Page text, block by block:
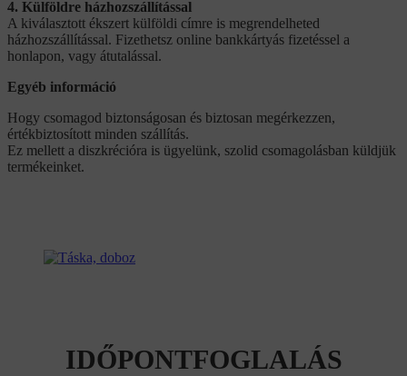
4. Külföldre házhozszállítással
A kiválasztott ékszert külföldi címre is megrendelheted
házhozszállítással. Fizethetsz online bankkártyás fizetéssel a
honlapon, vagy átutalással.
Egyéb információ
Hogy csomagod biztonságosan és biztosan megérkezzen,
értékbiztosított minden szállítás.
Ez mellett a diszkrécióra is ügyelünk, szolid csomagolásban küldjük
termékeinket.
IDŐPONTFOGLALÁS